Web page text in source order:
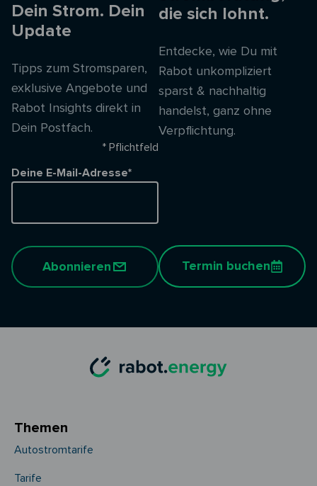
Dein Strom. Dein
Update
Tipps zum Stromsparen,
exklusive Angebote und
Rabot Insights direkt in
Dein Postfach.
* Pflichtfeld
Deine E-Mail-Adresse*
Abonnieren
die sich lohnt.
Entdecke, wie Du mit
Rabot unkompliziert
sparst & nachhaltig
handelst, ganz ohne
Verpflichtung.
Termin buchen
Themen
Autostromtarife
Tarife